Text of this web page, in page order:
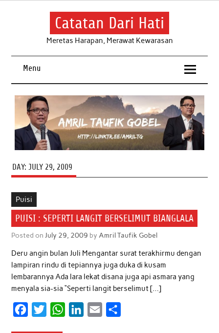
Skip
Catatan Dari Hati
Meretas Harapan, Merawat Kewarasan
Menu
DAY: JULY 29, 2009
Puisi
PUISI : SEPERTI LANGIT BERSELIMUT BIANGLALA
Posted on July 29, 2009 by Amril Taufik Gobel
Deru angin bulan Juli Mengantar surat terakhirmu dengan
lampiran rindu di tepiannya juga duka di kusam
lembarannya Ada lara lekat disana juga api asmara yang
menyala sia-sia “Seperti langit berselimut […]
W